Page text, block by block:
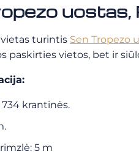
uostas,
turintis Sen Tropezo
paskirties vietos, bet ir
krantinės.
5 m